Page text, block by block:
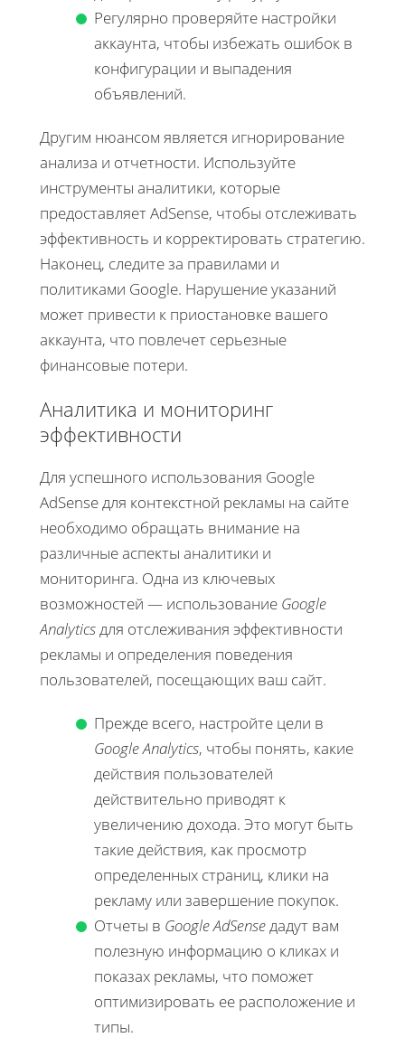
Регулярно проверяйте настройки
аккаунта, чтобы избежать ошибок в
конфигурации и выпадения
объявлений.
Другим нюансом является игнорирование
анализа и отчетности. Используйте
инструменты аналитики, которые
предоставляет AdSense, чтобы отслеживать
эффективность и корректировать стратегию.
Наконец, следите за правилами и
политиками Google. Нарушение указаний
может привести к приостановке вашего
аккаунта, что повлечет серьезные
финансовые потери.
Аналитика и мониторинг
эффективности
Для успешного использования Google
AdSense для контекстной рекламы на сайте
необходимо обращать внимание на
различные аспекты аналитики и
мониторинга. Одна из ключевых
возможностей — использование Google
Analyticsдля отслеживания эффективности
рекламы и определения поведения
пользователей, посещающих ваш сайт.
Прежде всего, настройте цели в
Google Analytics, чтобы понять, какие
действия пользователей
действительно приводят к
увеличению дохода. Это могут быть
такие действия, как просмотр
определенных страниц, клики на
рекламу или завершение покупок.
Отчеты в Google AdSenseдадут вам
полезную информацию о кликах и
показах рекламы, что поможет
оптимизировать ее расположение и
типы.